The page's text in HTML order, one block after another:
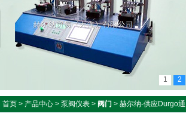
1 2
首页 > 产品中心 > 泵阀仪表 > 阀门 > 赫尔纳-供应Durgo